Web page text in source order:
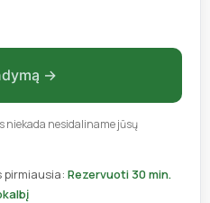
→
niekada nesidaliname jūsų
pirmiausia: Rezervuoti 30 min.